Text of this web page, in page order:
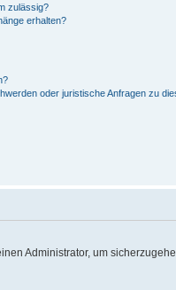
zulässig?
erhalten?
oder juristische Anfragen zu
Administrator, um